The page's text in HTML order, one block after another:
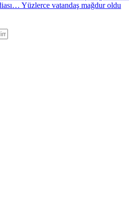
Yüzlerce vatandaş mağdur oldu